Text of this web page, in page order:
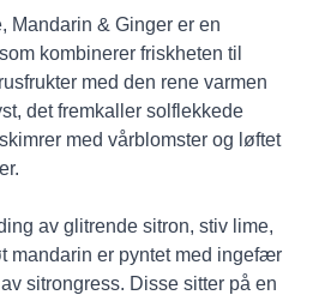
Mandarin & Ginger er en
kombinerer friskheten til
med den rene varmen
det fremkaller solflekkede
med vårblomster og løftet
av glitrende sitron, stiv lime,
mandarin er pyntet med ingefær
sitrongress. Disse sitter på en